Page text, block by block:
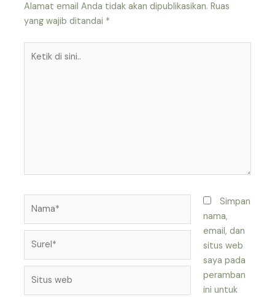
Alamat email Anda tidak akan dipublikasikan. Ruas
yang wajib ditandai *
web
Simpan
nama,
email, dan
situs web
saya pada
peramban
ini untuk